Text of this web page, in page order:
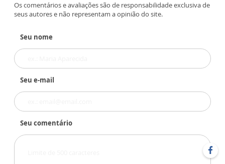
Os comentários e avaliações são de responsabilidade exclusiva de
seus autores e não representam a opinião do site.
Seu nome
Seu e-mail
Seu comentário